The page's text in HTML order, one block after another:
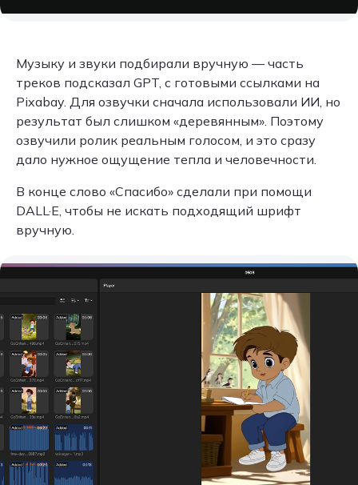
Музыку и звуки подбирали вручную — часть
треков подсказал GPT, с готовыми ссылками на
Pixabay. Для озвучки сначала использовали ИИ, но
результат был слишком «деревянным». Поэтому
озвучили ролик реальным голосом, и это сразу
дало нужное ощущение тепла и человечности.
В конце слово «Спасибо» сделали при помощи
DALL·E, чтобы не искать подходящий шрифт
вручную.